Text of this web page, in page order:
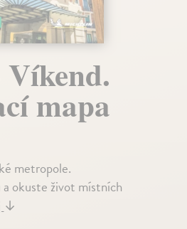
mapa
metropole.
okuste život místních
↓